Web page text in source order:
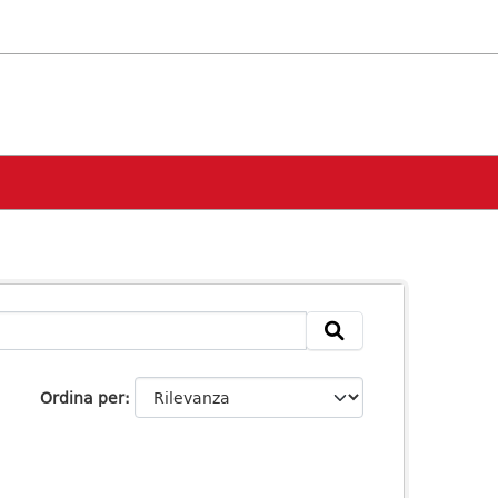
Ordina per